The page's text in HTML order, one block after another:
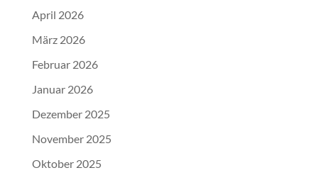
April 2026
März 2026
Februar 2026
Januar 2026
Dezember 2025
November 2025
Oktober 2025